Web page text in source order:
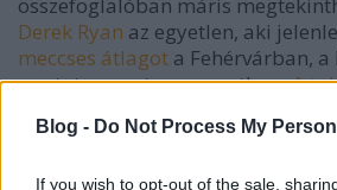
Blog - Do Not Process My
If you wish to opt-out of the sale,
Derek Ryan az egyetlen, aki
meccses átlagot a Fehérvárban,
pontot szerezte a csapatban.A
pozíció megnyugtató, főleg ha
kulcsemberek sorozatos hiányát